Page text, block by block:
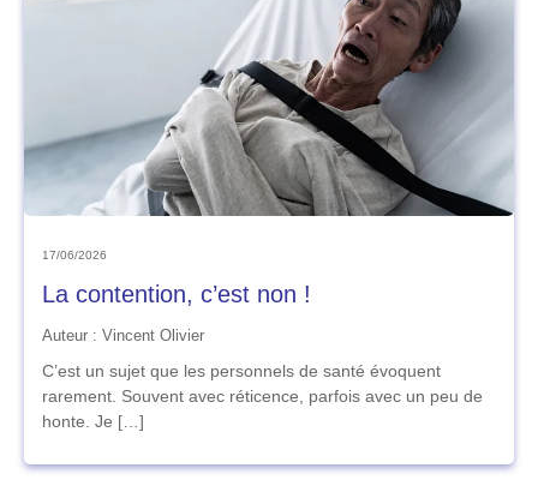
17/06/2026
La contention, c’est non !
Auteur : Vincent Olivier
C’est un sujet que les personnels de santé évoquent
rarement. Souvent avec réticence, parfois avec un peu de
honte. Je […]